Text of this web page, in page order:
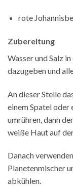
rote
Zubereitung
Wasser und Salz
dazugeben und
An dieser Stelle
einem Spatel oder
umrühren, dann
weiße Haut auf
Danach
Planetenmischer
abkühlen.